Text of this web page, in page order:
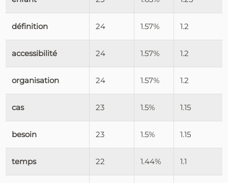
définition 24 1.57% 1.2
accessibilité 24 1.57% 1.2
organisation 24 1.57% 1.2
cas 23 1.5% 1.15
besoin 23 1.5% 1.15
temps 22 1.44% 1.1